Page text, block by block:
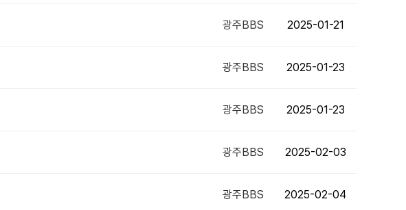
광주BBS 2025-01-21
광주BBS 2025-01-23
광주BBS 2025-01-23
광주BBS 2025-02-03
광주BBS 2025-02-04